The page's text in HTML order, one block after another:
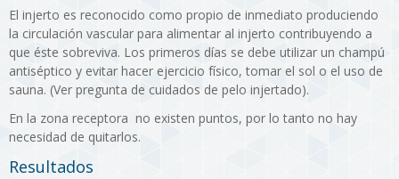
El injerto es reconocido como propio de inmediato produciendo
la circulación vascular para alimentar al injerto contribuyendo a
que éste sobreviva. Los primeros días se debe utilizar un champú
antiséptico y evitar hacer ejercicio físico, tomar el sol o el uso de
sauna. (Ver pregunta de cuidados de pelo injertado).
En la zona receptora no existen puntos, por lo tanto no hay
necesidad de quitarlos.
Resultados